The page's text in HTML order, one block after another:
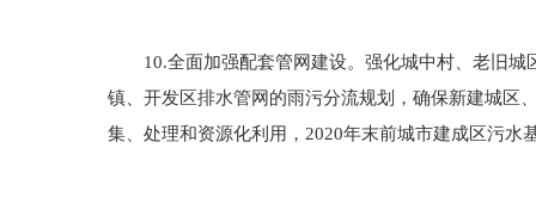
10.全面加强配套管网建设。强化城中村、老旧城
镇、开发区排水管网的雨污分流规划，确保新建城区
集、处理和资源化利用，2020年末前城市建成区污水